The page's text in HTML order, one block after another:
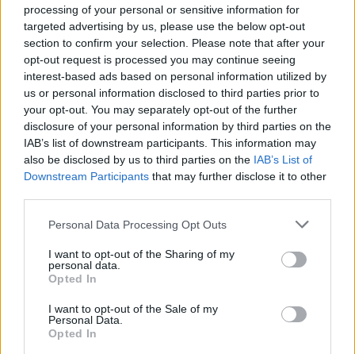
processing of your personal or sensitive information for
targeted advertising by us, please use the below opt-out
section to confirm your selection. Please note that after your
opt-out request is processed you may continue seeing
interest-based ads based on personal information utilized by
us or personal information disclosed to third parties prior to
your opt-out. You may separately opt-out of the further
disclosure of your personal information by third parties on the
IAB’s list of downstream participants. This information may
also be disclosed by us to third parties on the IAB’s List of
Downstream Participants that may further disclose it to other
Personal Data Processing Opt Outs
I want to opt-out of the Sharing of my
personal data.
Opted In
I want to opt-out of the Sale of my
Personal Data.
Opted In